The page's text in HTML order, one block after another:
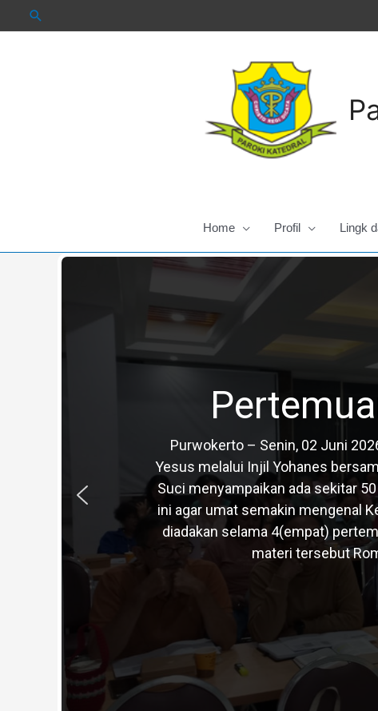
to
Home Profil Lingk
Purwokerto – Senin, 02 Juni
Yesus melalui Injil Yohanes
Suci menyampaikan ada sekitar
ini agar umat semakin mengenal
diadakan selama 4(empat)
materi tersebut